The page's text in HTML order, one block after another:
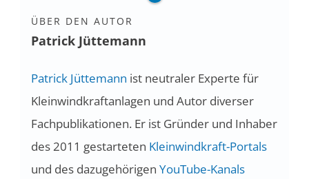
ÜBER DEN AUTOR
Patrick Jüttemann
Patrick Jüttemann ist neutraler Experte für
Kleinwindkraftanlagen und Autor diverser
Fachpublikationen. Er ist Gründer und Inhaber
des 2011 gestarteten Kleinwindkraft-Portals
und des dazugehörigen YouTube-Kanals